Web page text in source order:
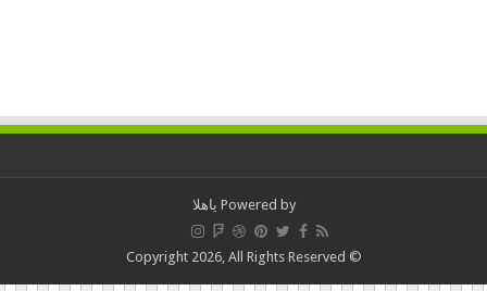
Powered by ياهلا
© Copyright 2026, All Rights Reserved